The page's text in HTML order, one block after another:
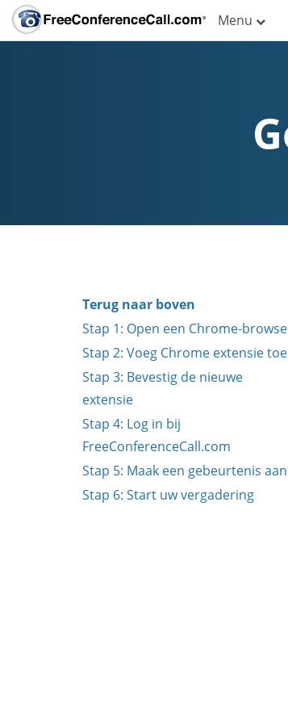
Menu
Terug naar boven
Stap 1: Open een Chrome-
Stap 2: Voeg Chrome extensie toe
Stap 3: Bevestig de nieuwe
extensie
Stap 4: Log in bij
FreeConferenceCall.com
Stap 5: Maak een gebeurtenis aan
Stap 6: Start uw vergadering